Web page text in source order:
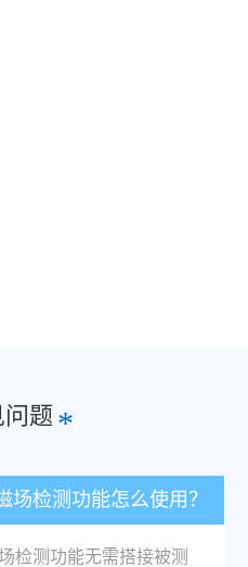
问题 *
场检测功能怎么使用？
检测功能无需搭接被测